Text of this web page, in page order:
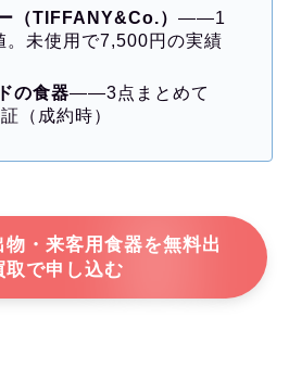
（TIFFANY&Co.）——1
。未使用で7,500円の実績
の食器——3点まとめて
（成約時）
・来客用食器を無料出
取で申し込む